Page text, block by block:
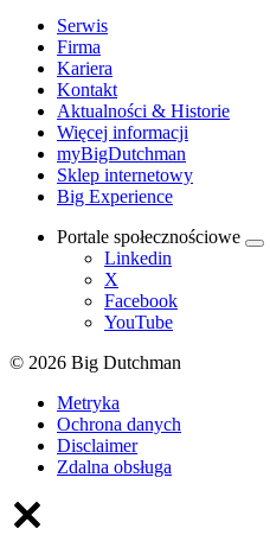
Serwis
Firma
Kariera
Kontakt
Aktualności & Historie
Więcej informacji
myBigDutchman
Sklep internetowy
Big Experience
Portale społecznościowe
Linkedin
X
Facebook
YouTube
© 2026 Big Dutchman
Metryka
Ochrona danych
Disclaimer
Zdalna obsługa